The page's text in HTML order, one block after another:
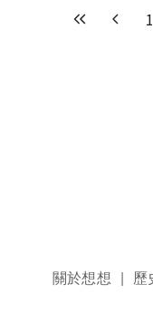
Pagination 1
頁尾選單關於想想 歷